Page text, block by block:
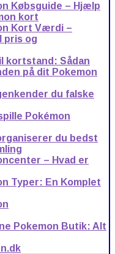
Købsguide – Hjælp
kort
Kort Værdi –
pris og
kortstand: Sådan
på dit Pokemon
du falske
Pokémon
du bedst
– Hvad er
Typer: En Komplet
Pokemon Butik: Alt